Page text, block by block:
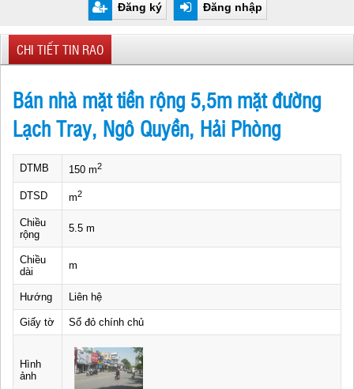
Đăng ký Đăng nhập
CHI TIẾT TIN RAO
Bán nhà mặt tiền rộng 5,5m mặt đường
Lạch Tray, Ngô Quyền, Hải Phòng
DTMB 150 m2
DTSD m2
Chiều
rộng
5.5 m
Chiều
dài
m
Hướng Liên hệ
Giấy tờ Sổ đỏ chính chủ
Hình
ảnh